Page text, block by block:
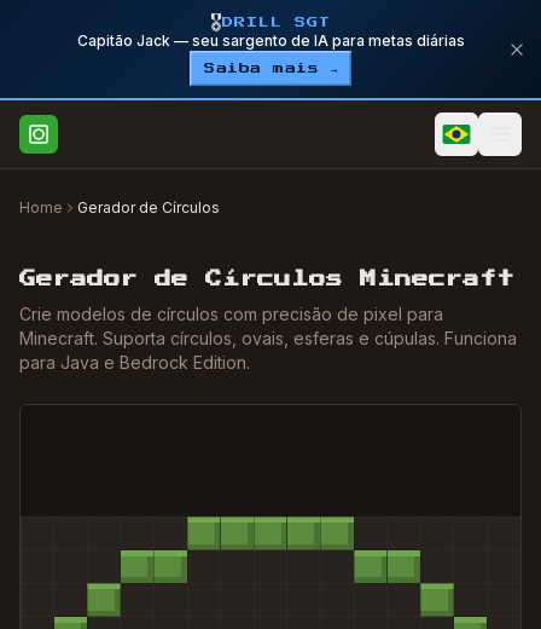
🎖️ DRILL SGT
Capitão Jack — seu sargento de IA para metas diárias
Saiba mais →
Home Gerador de Círculos
Gerador de Círculos Minecraft
Crie modelos de círculos com precisão de pixel para
Minecraft. Suporta círculos, ovais, esferas e cúpulas. Funciona
para Java e Bedrock Edition.